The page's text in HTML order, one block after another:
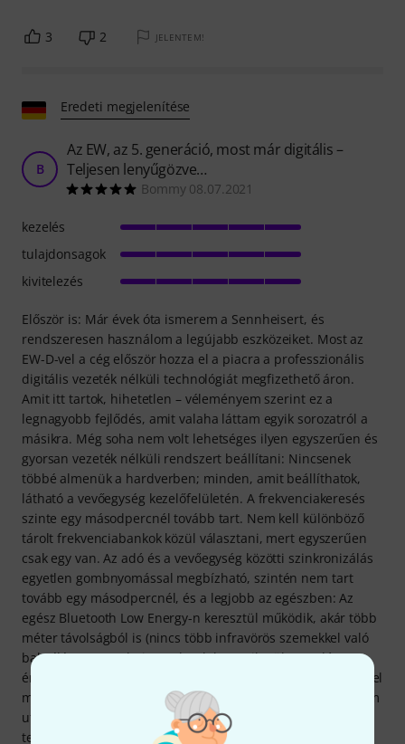
3 2 JELENTEM!
Eredeti megjelenítése
B
Az EW, az 5. generáció, most már digitális –
Teljesen lenyűgözve…
Bommy 08.07.2021
Először is: Már évek óta ismerem a Sennheisert, és
rendszeresen használom a legújabb eszközeiket. Most az
EW-D-vel a cég először hozza el a piacra a professzionális
digitális vezeték nélküli technológiát megfizethető áron.
Amit itt tartok, hihetetlen – véleményem szerint ez a
legnagyobb fejlődés, amit valaha láttam egyik sorozatról a
másikra. Még soha nem volt lehetséges ilyen egyszerűen és
gyorsan vezeték nélküli rendszert beállítani: Nincsenek
többé almenük a hardverben; minden, amit beállíthatok,
látható a vevőegység kezelőfelületén. A frekvenciakeresés
szinte egy másodpercnél tovább tart. Nem kell különböző
tárolt frekvenciabankok közül választani, mert egyszerűen
csak egy van. Az adó és a vevőegység közötti szinkronizálás
egyetlen gombnyomással megbízható, szintén nem tart
tovább egy másodpercnél, és a legjobb az egészben: Az
egész Bluetooth Low Energy-n keresztül működik, akár több
méter távolságból is (nincs több infravörös szemekkel való
babrálás). A Sennheisernek valahogy sikerült az adó
érzékenységi beállítását a vevőegységre áthelyeznie. Ha a jel
megszakad, a vevőegységben vagy az alkalmazásban tudom
utána állítani. A specifikációk szerint a teljes 134 dB-es
teljesítmény a levegőn keresztül jut el a vevőegységhez. Az
kezelés
tulajdonsagok
kivitelezés